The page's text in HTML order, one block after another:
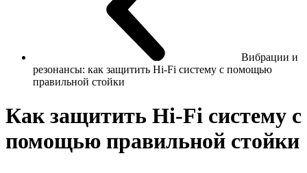
Вибрации и
резонансы: как защитить Hi-Fi систему с помощью
правильной стойки
Как защитить Hi-Fi систему с
помощью правильной стойки